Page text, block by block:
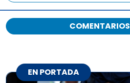
COMENTARIOS
EN PORTADA